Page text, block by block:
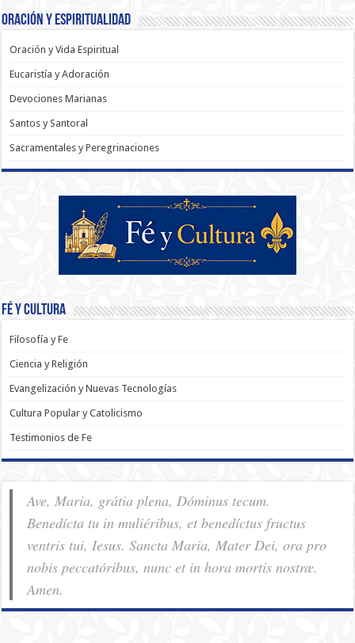
Oración y Espiritualidad
Oración y Vida Espiritual
Eucaristía y Adoración
Devociones Marianas
Santos y Santoral
Sacramentales y Peregrinaciones
Fé y Cultura
Filosofía y Fe
Ciencia y Religión
Evangelización y Nuevas Tecnologías
Cultura Popular y Catolicismo
Testimonios de Fe
Ave, Maria, grátia plena, Dóminus tecum.
Benedícta tu in muliéribus, et benedíctus fructus
ventris tui, Iesus. Sancta Maria, Mater Dei, ora pro
nobis pec­ca­tóribus, nunc et in hora mortis nostræ.
Amen.